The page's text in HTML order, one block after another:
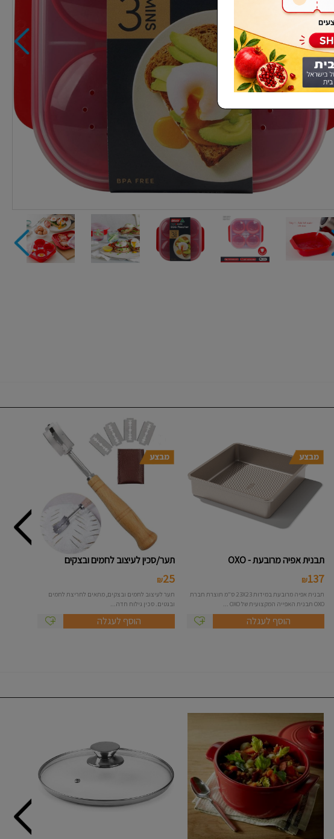
תבנית אפיה מרובעת - OXO
137
₪
תבנית אפיה מרובעת במידות 23X23 ס"מ תוצרת חברת
OXO תבנית האפייה המקצועית של OXO ...
הוסף לעגלה
תער/סכין לעיצוב לחמים ובצקים
25
₪
תער לעיצוב לחמים ובצקים, מתאים לחריצת לחמים
ובגטים. סכין גילוח חדה...
הוסף לעגלה